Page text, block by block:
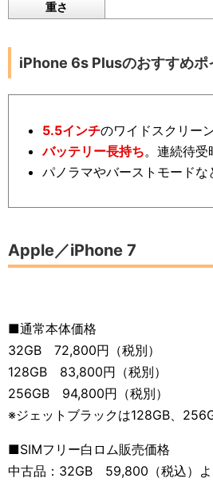
重さ
iPhone 6s Plusのおすすめポ
5.5インチのワイドスクリー
バッテリー長持ち。連続待受
パノラマやバーストモードな
Apple／iPhone 7
■通常本体価格
32GB 72,800円（税別）
128GB 83,800円（税別）
256GB 94,800円（税別）
※ジェットブラックは128GB、
■SIMフリー白ロム販売価格
中古品：32GB 59,800（税込）よ